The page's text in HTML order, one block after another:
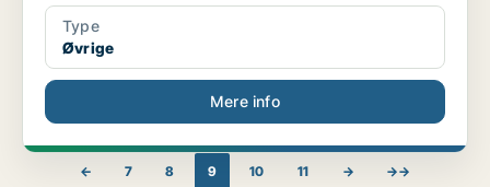
Type
Øvrige
Mere info
← 7 8 9 10 11 → →→